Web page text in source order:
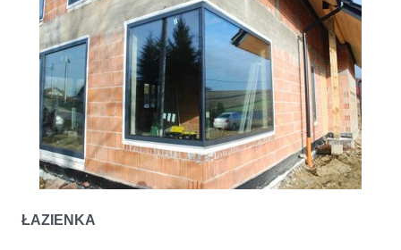
ŁAZIENKA